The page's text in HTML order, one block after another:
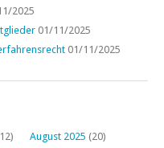
2025
01/11/2025
01/11/2025
August 2025 (20)